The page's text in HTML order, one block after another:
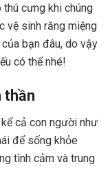
cưng khi chúng
vệ sinh răng miệng
bạn đâu, do vậy
có thể nhé!
thần
cả con người như
để sống khỏe
tình cảm và trung